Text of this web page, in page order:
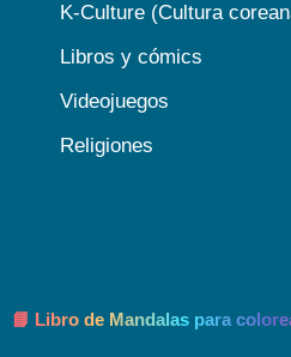
K-Culture (Cultura
Libros y cómics
Videojuegos
Religiones
📘 Libro de Mandalas para